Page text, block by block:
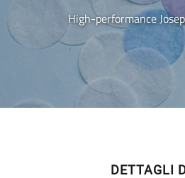
High-performance
DETTAGLI